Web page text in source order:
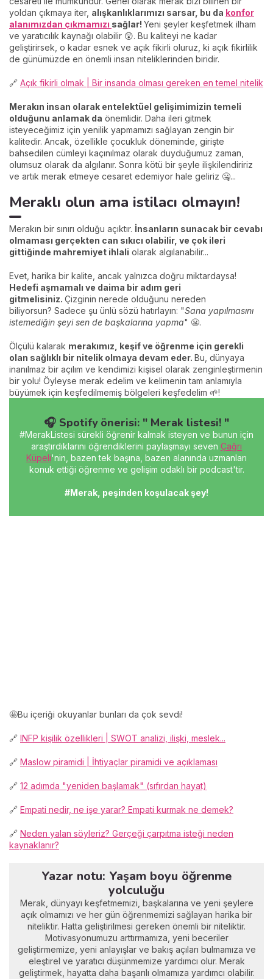
yoldan çıkmaya iter, alışkanlıklarımızı sarsar, bu da konfor
alanımızdan çıkmamızı sağlar! Yeni şeyler keşfetmek ilham
ve yaratıcılık kaynağı olabilir 😲. Bu kaliteyi ne kadar
geliştirirsek, o kadar esnek ve açık fikirli oluruz, ki açık fikirlilik
de günümüzde en önemli insan niteliklerinden biridir.
🔗 Açık fikirli olmak | Bir insanda olması gereken en temel nitelik
Merakın insan olarak entelektüel gelişimimizin temeli
olduğunu anlamak da önemlidir. Daha ileri gitmek
isteyeceğimiz için yenilik yapmamızı sağlayan zengin bir
kalitedir. Ancak, özellikle çocukluk döneminde, girişte
bahsedilen cümleyi kaçınılmaz olarak duyduğumuz zaman,
olumsuz olarak da algılanır. Sonra kötü bir şeyle ilişkilendiririz
ve artık merak etmeye cesaret edemiyor hale geliriz 🤐...
Meraklı olun ama istilacı olmayın!
Merakın bir sınırı olduğu açıktır. İnsanların sunacak bir cevabı
olmaması gerçekten can sıkıcı olabilir, ve çok ileri
gittiğinde mahremiyet ihlali olarak algılanabilir...
Evet, harika bir kalite, ancak yalnızca doğru miktardaysa!
Hedefi aşmamalı ve daima bir adım geri
gitmelisiniz. Çizginin nerede olduğunu nereden
biliyorsun? Sadece şu ünlü sözü hatırlayın: "Sana yapılmasını
istemediğin şeyi sen de başkalarına yapma" 😬.
Ölçülü kalarak merakımız, keşif ve öğrenme için gerekli
olan sağlıklı bir nitelik olmaya devam eder. Bu, dünyaya
inanılmaz bir açılım ve kendimizi kişisel olarak zenginleştirmenin
bir yolu! Öyleyse merak edelim ve kelimenin tam anlamıyla
büyümek için keşfedilmemiş bölgeleri keşfedelim 🌱!
🎧 Spotify önerisi: " Merak listesi! "
#MerakListesi sürekli öğrenir kalmak isteyen ve bunun için
araştırdıklarını öğrendiklerini paylaşmayı seven Çağrı
Küpeli'nin, bazen tek başına, bazen alanında uzmanları
konuk ettiği öğrenme ve gelişim odaklı bir podcast'tir.
#Merak, peşinden koşulacak şey!
🤩Bu içeriği okuyanlar bunları da çok sevdi!
🔗 INFP kişilik özellikleri | SWOT analizi, ilişki, meslek...
🔗 Maslow piramidi | İhtiyaçlar piramidi ve açıklaması
🔗 12 adımda "yeniden başlamak" (sıfırdan hayat)
🔗 Empati nedir, ne işe yarar? Empati kurmak ne demek?
🔗 Neden yalan söyleriz? Gerçeği çarpıtma isteği neden
kaynaklanır?
Yazar notu: Yaşam boyu öğrenme
yolculuğu
Merak, dünyayı keşfetmemizi, başkalarına ve yeni şeylere
açık olmamızı ve her gün öğrenmemizi sağlayan harika bir
niteliktir. Hatta geliştirilmesi gereken önemli bir niteliktir.
Motivasyonumuzu arttırmamıza, yeni beceriler
geliştirmemize, yeni anlayışlar ve bakış açıları bulmamıza ve
eleştirel ve yaratıcı düşünmemize yardımcı olur. Merak
geliştirmek, hayatta daha başarılı olmamıza yardımcı olabilir.